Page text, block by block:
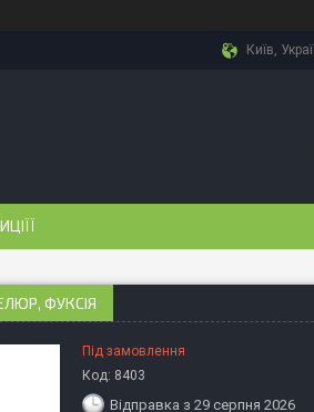
Київ,
ФУКСІЯ
Під замовлення
Код: 8403
Відправка з 29 серпня 2026